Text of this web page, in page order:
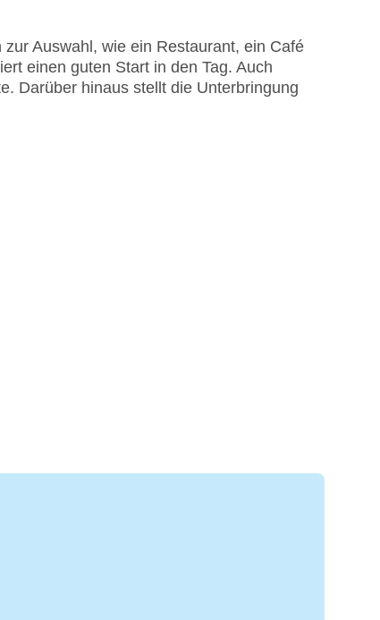
Auswahl, wie ein Restaurant, ein Café
einen guten Start in den Tag. Auch
Darüber hinaus stellt die Unterbringung